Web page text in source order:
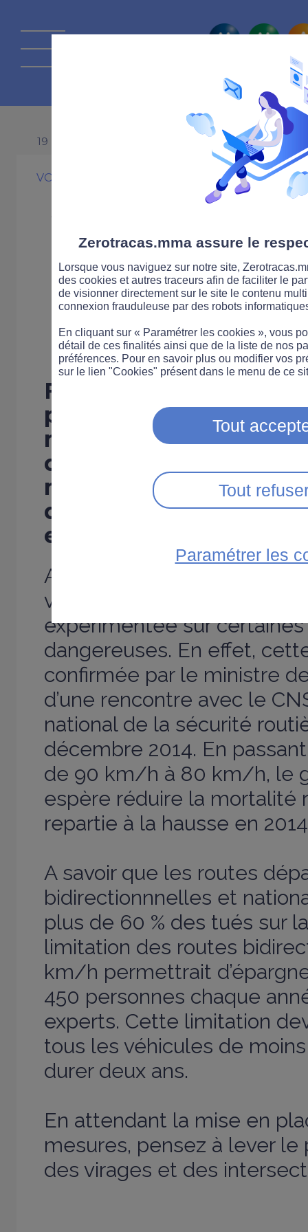
La route
19 DÉCEMBRE 2014
VOITURE
Sécurité
routes
80 km/h dès
Face à une année
particulièrement
routes, le ministre de
devrait annoncer une
mesures en janvier
départementales
en font partie.
A partir de janvier 2015,
vitesse des
expérimentée sur
dangereuses. En effet,
confirmée par le ministre
d’une rencontre avec le
national de la sécurité
décembre 2014. En
de 90 km/h à 80 km/h, le
espère réduire la mortalité
repartie à la hausse en
A savoir que les routes
bidirectionnnelles et
plus de 60 % des tués sur
limitation des routes
km/h permettrait
450 personnes chaque
experts. Cette limitation
tous les véhicules de
durer deux ans.
En attendant la mise en
mesures, pensez à lever le
des virages et des
Zerotracas.mma assure le
Lorsque vous naviguez sur notre site,
des cookies et autres traceurs afin de faciliter le
de visionner directement sur le site le contenu
connexion frauduleuse par des robots
En cliquant sur « Paramétrer les cookies », vous
détail de ces finalités ainsi que de la liste de nos
préférences. Pour en savoir plus ou modifier vos
sur le lien "Cookies" présent dans le menu de ce
Tout
Tout
Paramétrer les